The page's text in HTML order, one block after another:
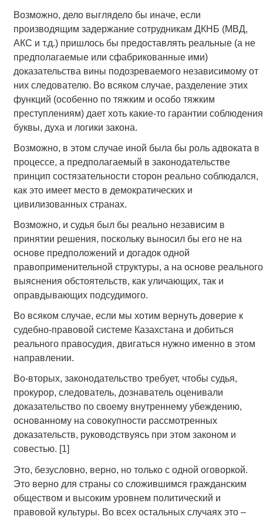
Возможно, дело выглядело бы иначе, если
производящим задержание сотрудникам ДКНБ (МВД,
АКС и т.д.) пришлось бы предоставлять реальные (а не
предполагаемые или сфабрикованные ими)
доказательства вины подозреваемого независимому от
них следователю. Во всяком случае, разделение этих
функций (особенно по тяжким и особо тяжким
преступлениям) дает хоть какие-то гарантии соблюдения
буквы, духа и логики закона.
Возможно, в этом случае иной была бы роль адвоката в
процессе, а предполагаемый в законодательстве
принцип состязательности сторон реально соблюдался,
как это имеет место в демократических и
цивилизованных странах.
Возможно, и судья был бы реально независим в
принятии решения, поскольку выносил бы его не на
основе предположений и догадок одной
правоприменительной структуры, а на основе реального
выяснения обстоятельств, как уличающих, так и
оправдывающих подсудимого.
Во всяком случае, если мы хотим вернуть доверие к
судебно-правовой системе Казахстана и добиться
реального правосудия, двигаться нужно именно в этом
направлении.
Во-вторых, законодательство требует, чтобы судья,
прокурор, следователь, дознаватель оценивали
доказательство по своему внутреннему убеждению,
основанному на совокупности рассмотренных
доказательств, руководствуясь при этом законом и
совестью. [1]
Это, безусловно, верно, но только с одной оговоркой.
Это верно для страны со сложившимся гражданским
обществом и высоким уровнем политический и
правовой культуры. Во всех остальных случаях это –